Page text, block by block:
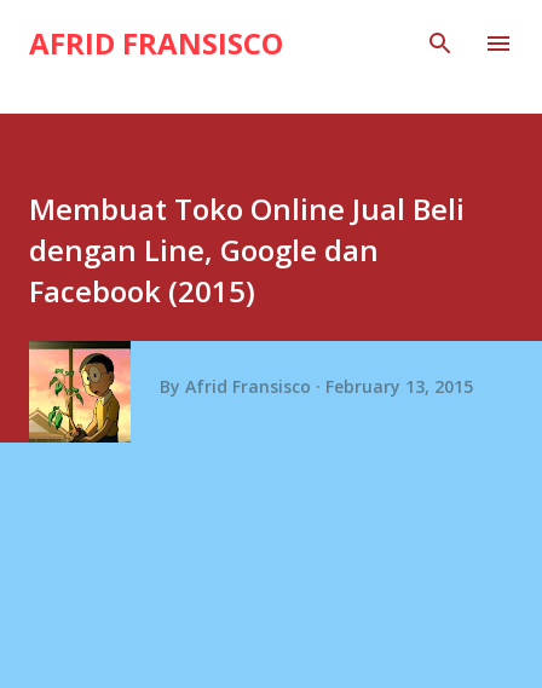
Skip to main content
AFRID FRANSISCO
Membuat Toko Online Jual Beli
dengan Line, Google dan
Facebook (2015)
By Afrid Fransisco February 13, 2015